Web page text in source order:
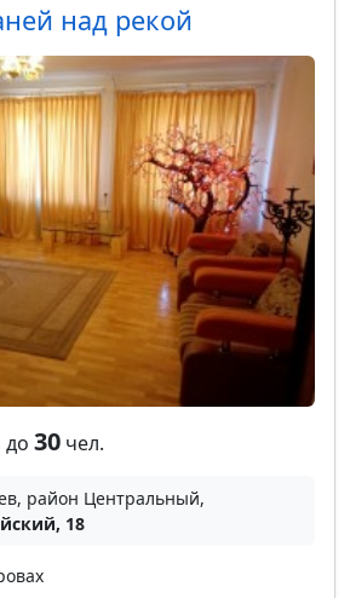
над рекой
до 30 чел.
район Центральный,
18